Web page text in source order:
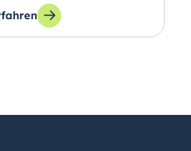
Talente begeistert
Mehr als Herkunft: Was